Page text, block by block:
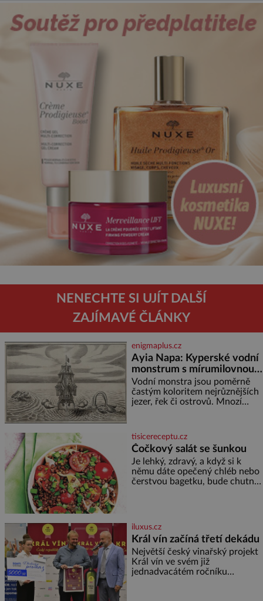
NENECHTE SI UJÍT DALŠÍ
ZAJÍMAVÉ ČLÁNKY
enigmaplus.cz
Ayia Napa: Kyperské vodní
monstrum s mírumilovnou
povahou
Vodní monstra jsou poměrně
častým koloritem nejrůznějších
jezer, řek či ostrovů. Mnozí
přitáhnout k němu pozornost
záhadám nakloněných turi
tisicereceptu.cz
Čočkový salát se šunkou
Je lehký, zdravý, a když si k
němu dáte opečený chléb nebo
čerstvou bagetku, bude chutnat
cibule 2 lžíce
iluxus.cz
Král vín začíná třetí dekádu
Největší český vinařský projekt
Král vín ve svém již
jednadvacátém ročníku